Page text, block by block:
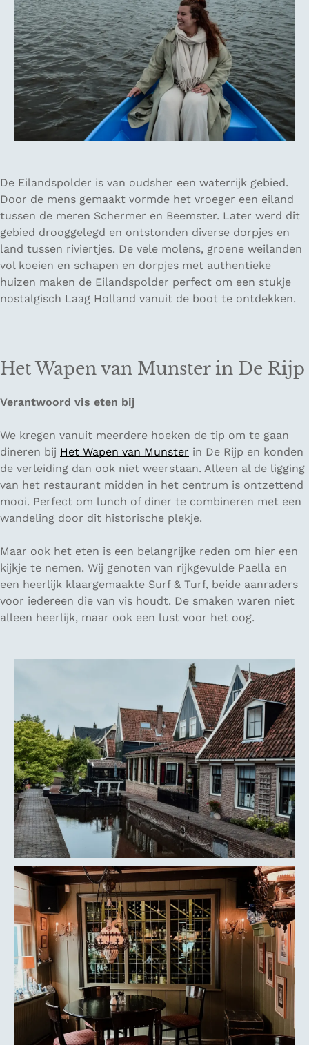
De Eilandspolder is van oudsher een waterrijk gebied.
Door de mens gemaakt vormde het vroeger een eiland
tussen de meren Schermer en Beemster. Later werd dit
gebied drooggelegd en ontstonden diverse dorpjes en
land tussen riviertjes. De vele molens, groene weilanden
vol koeien en schapen en dorpjes met authentieke
huizen maken de Eilandspolder perfect om een stukje
nostalgisch Laag Holland vanuit de boot te ontdekken.
Het Wapen van Munster in De Rijp
Verantwoord vis eten bij
We kregen vanuit meerdere hoeken de tip om te gaan
dineren bij Het Wapen van Munster in De Rijp en konden
de verleiding dan ook niet weerstaan. Alleen al de ligging
van het restaurant midden in het centrum is ontzettend
mooi. Perfect om lunch of diner te combineren met een
wandeling door dit historische plekje.
Maar ook het eten is een belangrijke reden om hier een
kijkje te nemen. Wij genoten van rijkgevulde Paella en
een heerlijk klaargemaakte Surf & Turf, beide aanraders
voor iedereen die van vis houdt. De smaken waren niet
alleen heerlijk, maar ook een lust voor het oog.